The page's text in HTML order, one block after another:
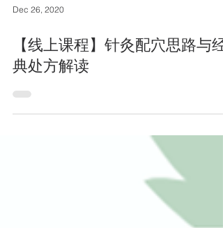
Dec 26, 2020
【线上课程】针灸配穴思路与经
典处方解读